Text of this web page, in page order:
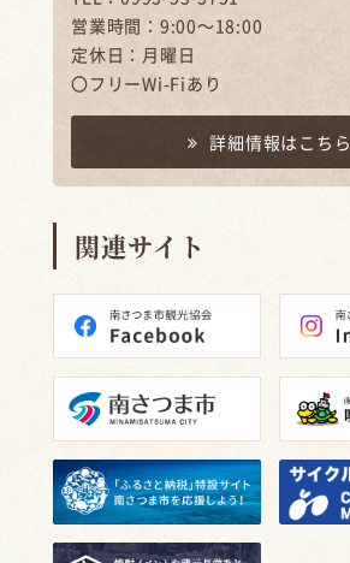
営業時間：9:00～18:00
定休日：月曜日
〇フリーWi-Fiあり
詳細情報はこちら
関連サイト